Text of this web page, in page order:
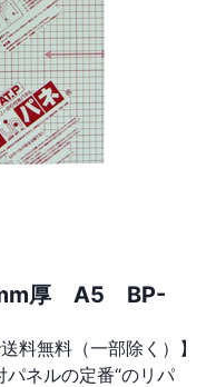
厚 A5 BP-
料無料（一部除く）】
ネルの定番“のリパ